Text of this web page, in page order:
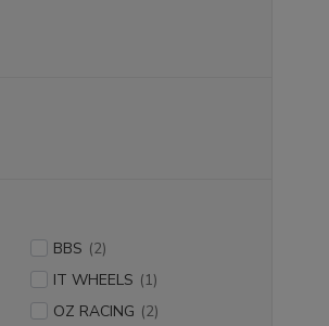
BBS (2)
IT WHEELS (1)
OZ RACING (2)